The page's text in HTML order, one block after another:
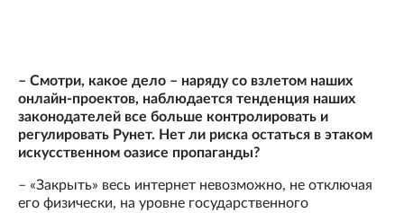
– Смотри, какое дело – наряду со взлетом наших
онлайн-проектов, наблюдается тенденция наших
законодателей все больше контролировать и
регулировать Рунет. Нет ли риска остаться в этаком
искусственном оазисе пропаганды?
– «Закрыть» весь интернет невозможно, не отключая
его физически, на уровне государственного